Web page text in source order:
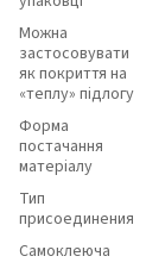
Можна
застосовувати
як покриття на
«теплу» підлогу
Форма
постачання
матеріалу
Тип
присоединения
Самоклеюча